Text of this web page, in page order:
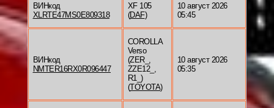
ВИНкод
XLRTE47MS0E809318
XF 105
(DAF)
10 август 2026
05:45
ВИНкод
NMTER16RX0R096447
COROLLA
Verso
(ZER_,
ZZE12_,
R1_)
(TOYOTA)
10 август 2026
05:35